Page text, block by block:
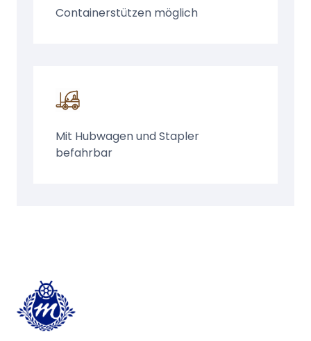
Containerstützen möglich
Mit Hubwagen und Stapler
befahrbar